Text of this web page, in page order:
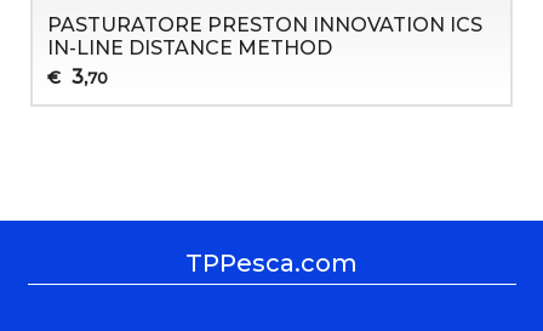
PASTURATORE PRESTON INNOVATION ICS
IN-LINE DISTANCE METHOD
€ 3,70
TPPesca.com